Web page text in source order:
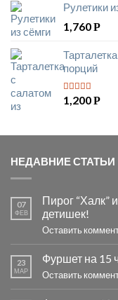
Рулетики
1,760Р
порций
5 из 5
1,200Р
НЕДАВНИЕ СТАТЬИ
07
ФЕВ
Пирог “Халк”
детишек!
Оставить
23
МАР
Фуршет на 15
Оставить